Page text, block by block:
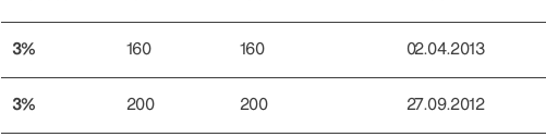
3% 160 160 02.04.2013
3% 200 200 27.09.2012